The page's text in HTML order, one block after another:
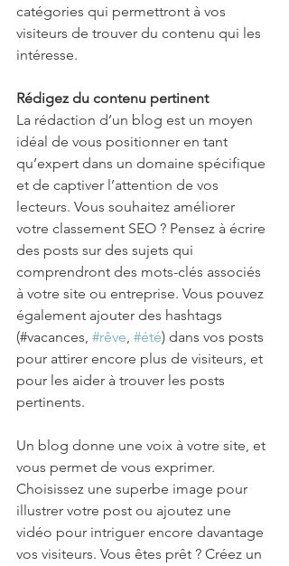
catégories qui permettront à vos
visiteurs de trouver du contenu qui les
intéresse.
Rédigez du contenu pertinent
La rédaction d’un blog est un moyen
idéal de vous positionner en tant
qu’expert dans un domaine spécifique
et de captiver l’attention de vos
lecteurs. Vous souhaitez améliorer
votre classement SEO ? Pensez à écrire
des posts sur des sujets qui
comprendront des mots-clés associés
à votre site ou entreprise. Vous pouvez
également ajouter des hashtags
(#vacances, #rêve, #été) dans vos posts
pour attirer encore plus de visiteurs, et
pour les aider à trouver les posts
pertinents.
Un blog donne une voix à votre site, et
vous permet de vous exprimer.
Choisissez une superbe image pour
illustrer votre post ou ajoutez une
vidéo pour intriguer encore davantage
vos visiteurs. Vous êtes prêt ? Créez un